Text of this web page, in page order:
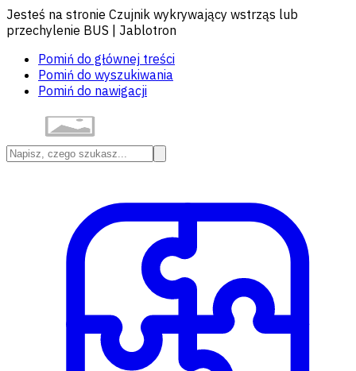
Jesteś na stronie Czujnik wykrywający wstrząs lub
przechylenie BUS | Jablotron
Pomiń do głównej treści
Pomiń do wyszukiwania
Pomiń do nawigacji